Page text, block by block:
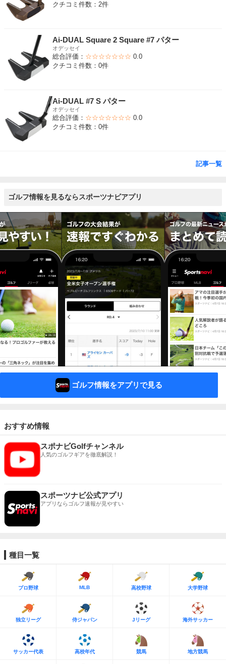
クチコミ件数：2件
Ai-DUAL Square 2 Square #7 パター
オデッセイ
総合評価： ☆☆☆☆☆☆☆ 0.0
クチコミ件数：0件
Ai-DUAL #7 S パター
オデッセイ
総合評価： ☆☆☆☆☆☆☆ 0.0
クチコミ件数：0件
記事一覧
ゴルフ情報を見るならスポーツナビアプリ
ゴルフ情報をアプリで見る
おすすめ情報
スポナビGolfチャンネル
人気のゴルフギアを徹底解説！
スポーツナビ公式アプリ
アプリならゴルフ速報が見やすい
種目一覧
プロ野球 MLB 高校野球 大学野球
独立リーグ 侍ジャパン Jリーグ 海外サッカー
サッカー代表 高校年代 競馬 地方競馬